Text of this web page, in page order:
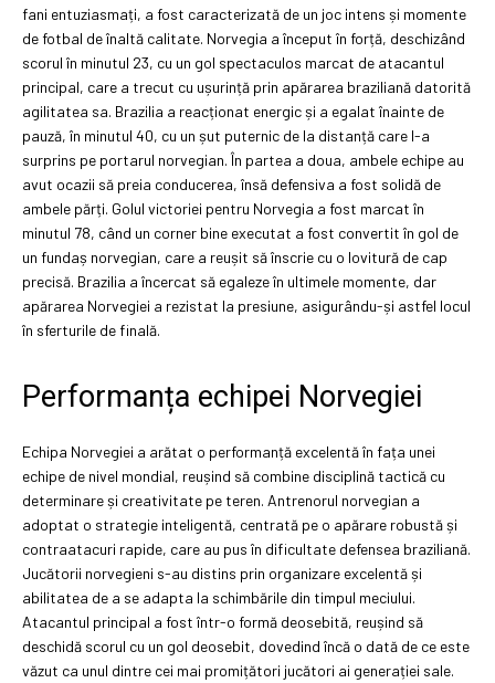
fani entuziasmați, a fost caracterizată de un joc intens și momente
de fotbal de înaltă calitate. Norvegia a început în forță, deschizând
scorul în minutul 23, cu un gol spectaculos marcat de atacantul
principal, care a trecut cu ușurință prin apărarea braziliană datorită
agilitatea sa. Brazilia a reacționat energic și a egalat înainte de
pauză, în minutul 40, cu un șut puternic de la distanță care l-a
surprins pe portarul norvegian. În partea a doua, ambele echipe au
avut ocazii să preia conducerea, însă defensiva a fost solidă de
ambele părți. Golul victoriei pentru Norvegia a fost marcat în
minutul 78, când un corner bine executat a fost convertit în gol de
un fundaș norvegian, care a reușit să înscrie cu o lovitură de cap
precisă. Brazilia a încercat să egaleze în ultimele momente, dar
apărarea Norvegiei a rezistat la presiune, asigurându-și astfel locul
în sferturile de finală.
Performanța echipei Norvegiei
Echipa Norvegiei a arătat o performanță excelentă în fața unei
echipe de nivel mondial, reușind să combine disciplină tactică cu
determinare și creativitate pe teren. Antrenorul norvegian a
adoptat o strategie inteligentă, centrată pe o apărare robustă și
contraatacuri rapide, care au pus în dificultate defensea braziliană.
Jucătorii norvegieni s-au distins prin organizare excelentă și
abilitatea de a se adapta la schimbările din timpul meciului.
Atacantul principal a fost într-o formă deosebită, reușind să
deschidă scorul cu un gol deosebit, dovedind încă o dată de ce este
văzut ca unul dintre cei mai promițători jucători ai generației sale.